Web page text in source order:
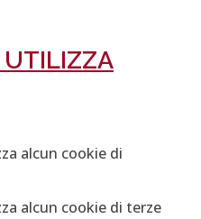
UTILIZZA
alcun cookie di
alcun cookie di terze